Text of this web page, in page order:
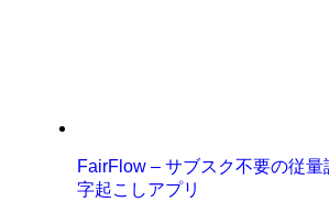
FairFlow – サブスク不要の従量
字起こしアプリ